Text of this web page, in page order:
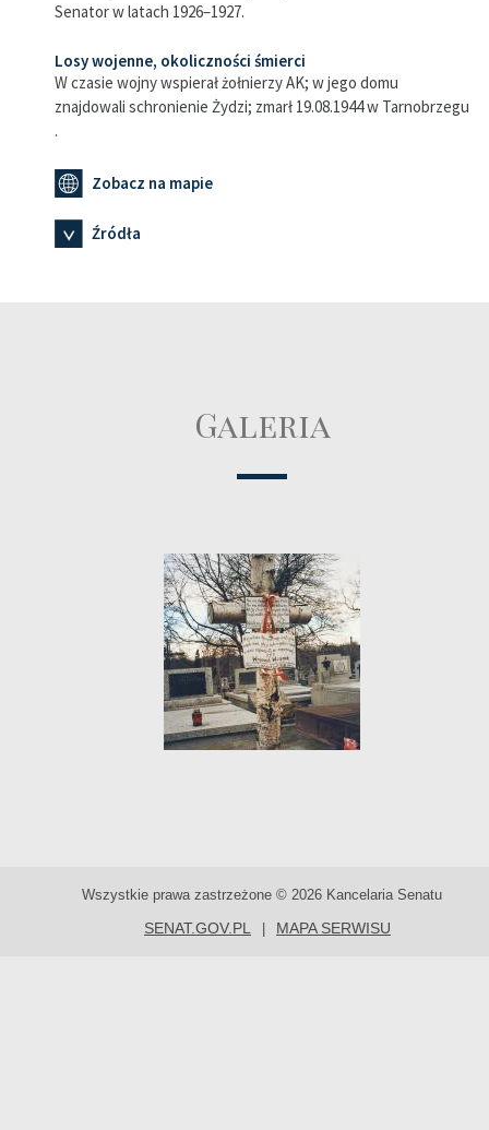
Senator w latach 1926–1927.
Losy wojenne, okoliczności śmierci
W czasie wojny wspierał żołnierzy AK; w jego domu
znajdowali schronienie Żydzi; zmarł 19.08.1944 w Tarnobrzegu
.
Zobacz na mapie
Źródła
Galeria
Wszystkie prawa zastrzeżone © 2026 Kancelaria Senatu
SENAT.GOV.PL MAPA SERWISU